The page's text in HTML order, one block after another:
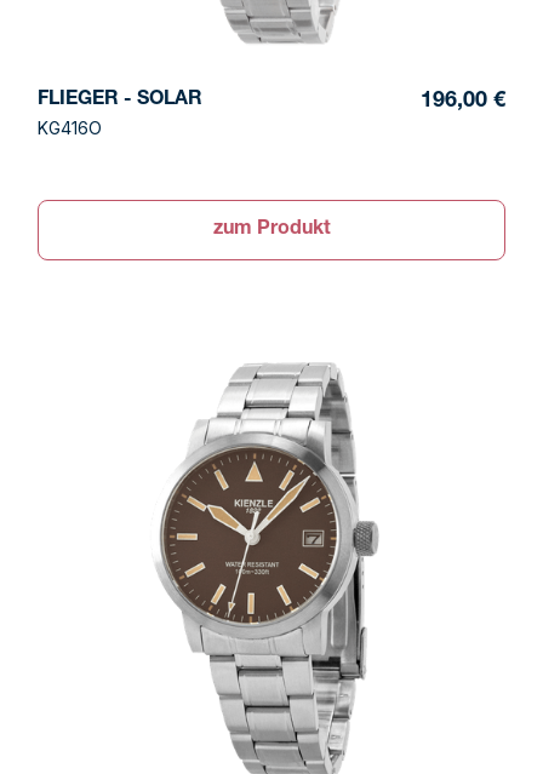
FLIEGER - SOLAR
KG416O
196,00 €
zum Produkt